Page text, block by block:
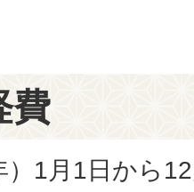
費
）1月1日から